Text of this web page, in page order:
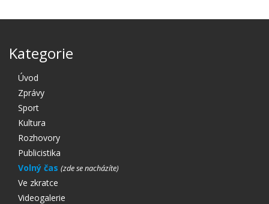
Kategorie
Úvod
Zprávy
Sport
Kultura
Rozhovory
Publicistika
Volný čas
Ve zkratce
Videogalerie